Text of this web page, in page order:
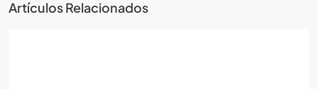
Artículos Relacionados